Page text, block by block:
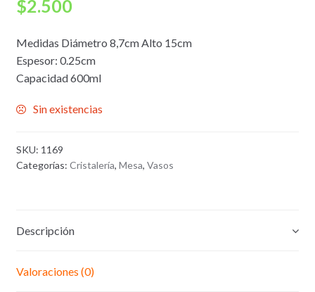
$2.500
Medidas Diámetro 8,7cm Alto 15cm
Espesor: 0.25cm
Capacidad 600ml
Sin existencias
SKU: 1169
Categorías: Cristalería, Mesa, Vasos
Descripción
Valoraciones (0)